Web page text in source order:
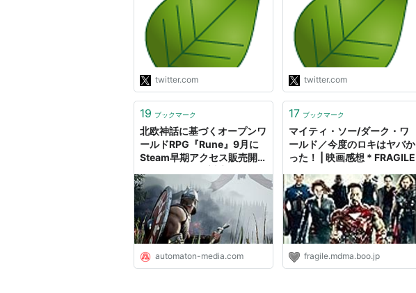
たというのを純粋に論理的に
言うと、○国民全体に罪があ
る○福島県民に罪はない→福
島県民は国民ではない。"
twitter.com
す。これ以上の相手側主張は
揚げ足取り、もしくは被害者
の立場を認めさせことをいい
ことに「被害者」から「加害
者」に対して執拗に行なわれ
るリンチでしかありませ
ん。"
twitter.com
19 ブックマーク
北欧神話に基づくオープンワ
ールドRPG『Rune』9月に
Steam早期アクセス販売開
りでみんなでロキ退治 -
AUTOMATON
automaton-media.com
17 ブックマーク
マイティ・ソー/ダーク・ワ
ールド／今度のロキはヤバか
った！ | 映画感想 * FRAGILE
fragile.mdma.boo.jp